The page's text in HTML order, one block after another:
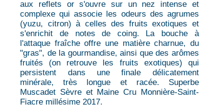
aux reflets or s'ouvre sur un nez intense et
complexe qui associe les odeurs des agrumes
(yuzu, citron) à celles des fruits exotiques et
s'enrichit de notes de coing. La bouche à
l'attaque fraîche offre une matière charnue, du
"gras", de la gourmandise, ainsi que des arômes
fruités (on retrouve les fruits exotiques) qui
persistent dans une finale délicatement
minérale, très longue et racée. Superbe
Muscadet Sèvre et Maine Cru Monnière-Saint-
Fiacre millésime 2017.